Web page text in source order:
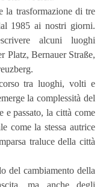
la trasformazione di tre
1985 ai nostri giorni.
alcuni luoghi
Platz, Bernauer Straße,
tra luoghi, volti e
la complessità del
e passato, la città come
come la stessa autrice
traluce della città
del cambiamento della
ma anche degli